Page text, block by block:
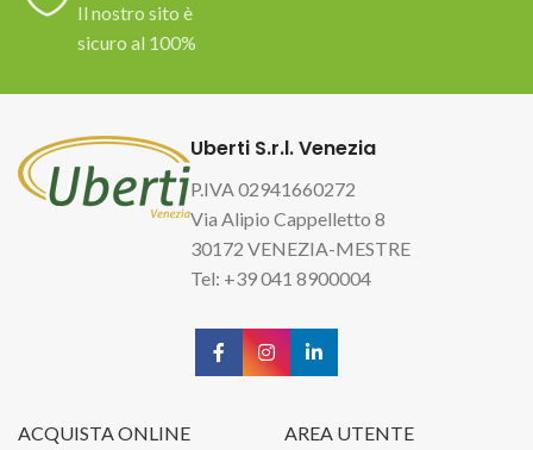
Il nostro sito è
sicuro al 100%
Uberti S.r.l. Venezia
P.IVA 02941660272
Via Alipio Cappelletto 8
30172 VENEZIA-MESTRE
Tel: +39 041 8900004
ACQUISTA ONLINE
AREA UTENTE